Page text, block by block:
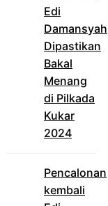
Edi
Damansyah
Dipastikan
Bakal
Menang
di Pilkada
Kukar
2024
Pencalonan
kembali